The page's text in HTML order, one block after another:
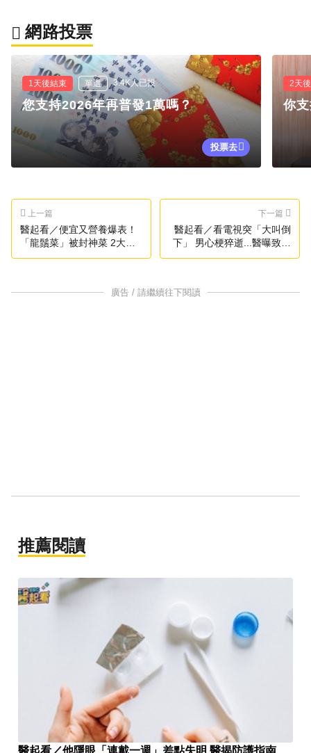
網路投票
1天後結束 單選 3.4K人已投
您支持2026年再普發1萬嗎？
投票去
2天
你
上一篇
醫起看／便宜又營養爆表！
「龍鬚菜」被封神菜 2大禁
忌吃錯反傷身
下一篇
醫起看／看電視突「大叫倒
下」 男心梗猝逝...醫曝致命
關鍵
廣告 / 請繼續往下閱讀
推薦閱讀